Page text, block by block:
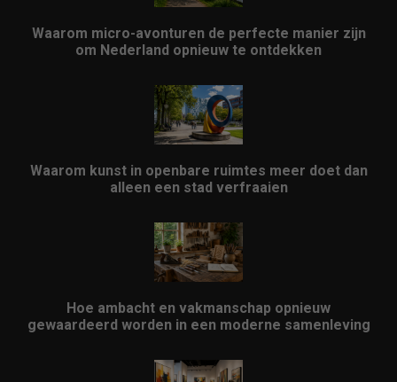
Waarom micro-avonturen de perfecte manier zijn
om Nederland opnieuw te ontdekken
Waarom kunst in openbare ruimtes meer doet dan
alleen een stad verfraaien
Hoe ambacht en vakmanschap opnieuw
gewaardeerd worden in een moderne samenleving